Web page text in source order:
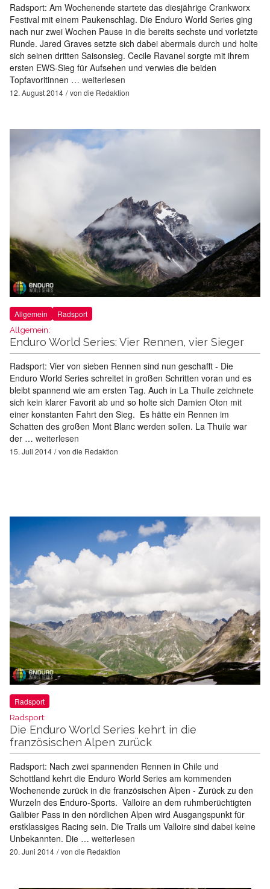
Radsport: Am Wochenende startete das diesjährige Crankworx
Festival mit einem Paukenschlag. Die Enduro World Series ging
nach nur zwei Wochen Pause in die bereits sechste und vorletzte
Runde. Jared Graves setzte sich dabei abermals durch und holte
sich seinen dritten Saisonsieg. Cecile Ravanel sorgte mit ihrem
ersten EWS-Sieg für Aufsehen und verwies die beiden
Topfavoritinnen … weiterlesen
12. August 2014 von die Redaktion
Allgemein Radsport
Allgemein:
Enduro World Series: Vier Rennen, vier Sieger
Radsport: Vier von sieben Rennen sind nun geschafft - Die
Enduro World Series schreitet in großen Schritten voran und es
bleibt spannend wie am ersten Tag. Auch in La Thuile zeichnete
sich kein klarer Favorit ab und so holte sich Damien Oton mit
einer konstanten Fahrt den Sieg. Es hätte ein Rennen im
Schatten des großen Mont Blanc werden sollen. La Thuile war
der … weiterlesen
15. Juli 2014 von die Redaktion
Radsport
Radsport:
Die Enduro World Series kehrt in die
französischen Alpen zurück
Radsport: Nach zwei spannenden Rennen in Chile und
Schottland kehrt die Enduro World Series am kommenden
Wochenende zurück in die französischen Alpen - Zurück zu den
Wurzeln des Enduro-Sports. Valloire an dem ruhmberüchtigten
Galibier Pass in den nördlichen Alpen wird Ausgangspunkt für
erstklassiges Racing sein. Die Trails um Valloire sind dabei keine
Unbekannten. Die … weiterlesen
20. Juni 2014 von die Redaktion